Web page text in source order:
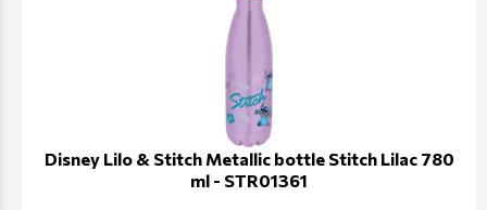
Disney Lilo & Stitch Metallic bottle Stitch Lilac 780
ml - STR01361